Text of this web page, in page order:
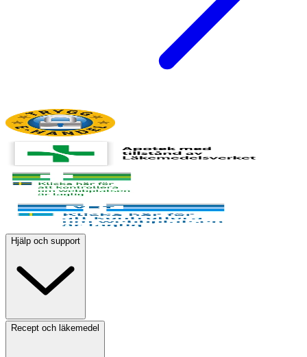
Hjälp och support
Recept och läkemedel